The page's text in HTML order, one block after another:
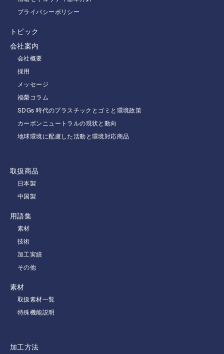
プライバシーポリシー
トピック
会社案内
会社概要
採用
メッセージ
福榮コラム
SDGs 時代のプラスチックとゴミと環境政策
カーボンニュートラルの現状と動向
地球環境に配慮した活動と環境対応商品
取扱商品
日本製
中国製
用語集
素材
技術
加工実績
その他
素材
取扱素材一覧
特殊機能説明
加工方法